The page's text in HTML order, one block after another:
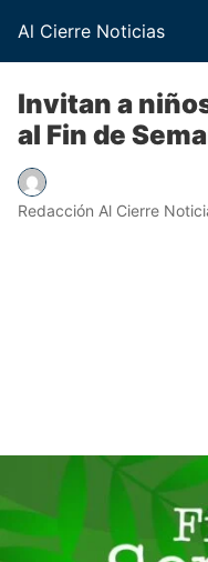
Al Cierre Noticias
Invitan a
al Fin de
Redacción Al Cierre